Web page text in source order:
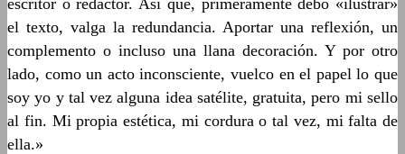
escritor o redactor. Así que, primeramente debo «ilustrar»
el texto, valga la redundancia. Aportar una reflexión, un
complemento o incluso una llana decoración. Y por otro
lado, como un acto inconsciente, vuelco en el papel lo que
soy yo y tal vez alguna idea satélite, gratuita, pero mi sello
al fin. Mi propia estética, mi cordura o tal vez, mi falta de
ella.»